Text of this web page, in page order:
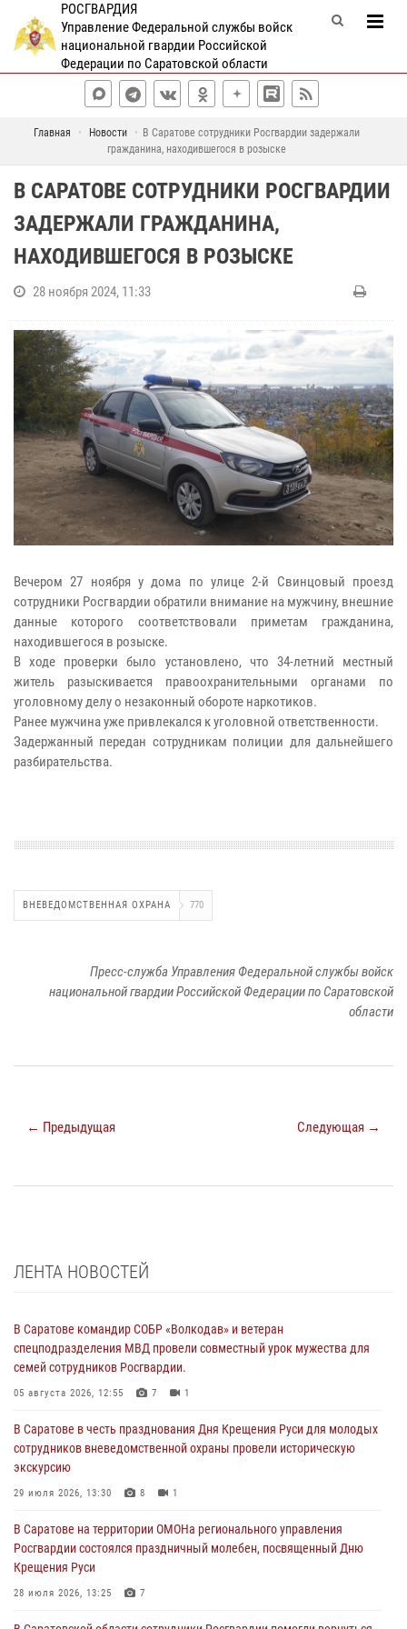
РОСГВАРДИЯ
Управление Федеральной службы войск
национальной гвардии Российской
Федерации по Саратовской области
Главная Новости
В Саратове сотрудники Росгвардии задержали
гражданина, находившегося в розыске
В САРАТОВЕ СОТРУДНИКИ РОСГВАРДИИ
ЗАДЕРЖАЛИ ГРАЖДАНИНА,
НАХОДИВШЕГОСЯ В РОЗЫСКЕ
28 ноября 2024, 11:33
Вечером 27 ноября у дома по улице 2-й Свинцовый проезд
сотрудники Росгвардии обратили внимание на мужчину, внешние
данные которого соответствовали приметам гражданина,
находившегося в розыске.
В ходе проверки было установлено, что 34-летний местный
житель разыскивается правоохранительными органами по
уголовному делу о незаконный обороте наркотиков.
Ранее мужчина уже привлекался к уголовной ответственности.
Задержанный передан сотрудникам полиции для дальнейшего
разбирательства.
ВНЕВЕДОМСТВЕННАЯ ОХРАНА 770
Пресс-служба Управления Федеральной службы войск
национальной гвардии Российской Федерации по Саратовской
области
← Предыдущая Следующая →
ЛЕНТА НОВОСТЕЙ
В Саратове командир СОБР «Волкодав» и ветеран
спецподразделения МВД провели совместный урок мужества для
семей сотрудников Росгвардии.
05 августа 2026, 12:55 7 1
В Саратове в честь празднования Дня Крещения Руси для молодых
сотрудников вневедомственной охраны провели историческую
экскурсию
29 июля 2026, 13:30 8 1
В Саратове на территории ОМОНа регионального управления
Росгвардии состоялся праздничный молебен, посвященный Дню
Крещения Руси
28 июля 2026, 13:25 7